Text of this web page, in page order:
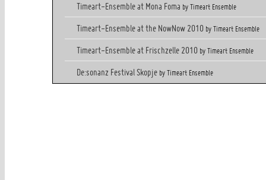
Timeart-Ensemble at Mona Foma by Timeart Ensemble
Timeart-Ensemble at the NowNow 2010 by Timeart Ensemble
Timeart-Ensemble at Frischzelle 2010 by Timeart Ensemble
De:sonanz Festival Skopje by Timeart Ensemble